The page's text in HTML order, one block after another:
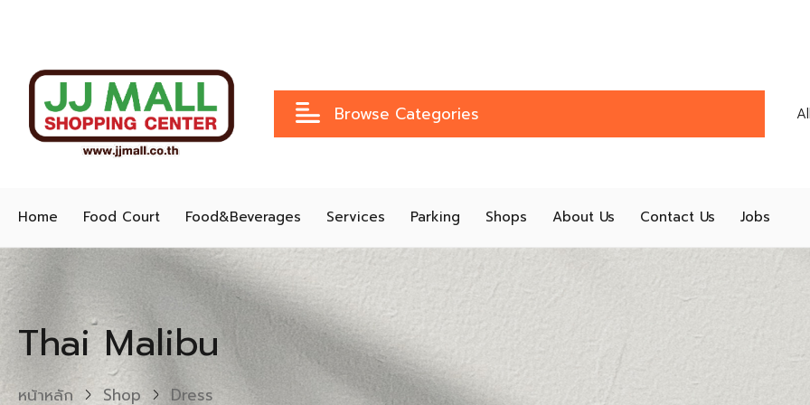
Browse Categories
Home Food Court Food&Beverages Services Parking Shops About Us Contact Us Jobs
Thai Malibu
หน้าหลัก Shop Dress